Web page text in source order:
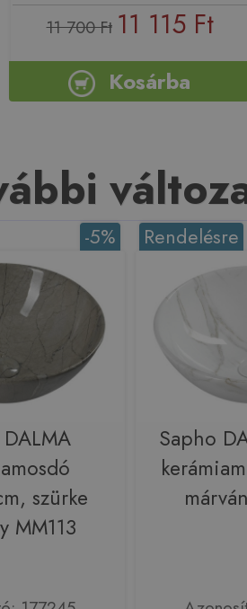
11 700 Ft 11 115 Ft
Kosárba
-5%
szürke
MM113
Rendelésre
Sapho